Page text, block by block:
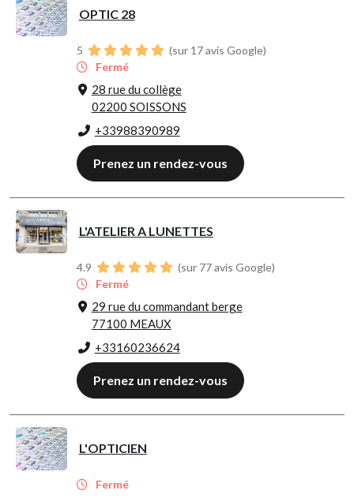
OPTIC 28
5
(sur 17 avis Google)
Fermé
28 rue du collège
02200 SOISSONS
+33988390989
Prenez un rendez-vous
L'ATELIER A LUNETTES
4.9
(sur 77 avis Google)
Fermé
29 rue du commandant berge
77100 MEAUX
+33160236624
Prenez un rendez-vous
L'OPTICIEN
Fermé